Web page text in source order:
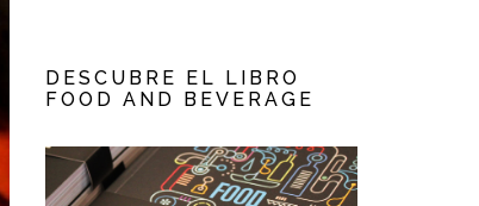
DESCUBRE EL LIBRO
FOOD AND BEVERAGE